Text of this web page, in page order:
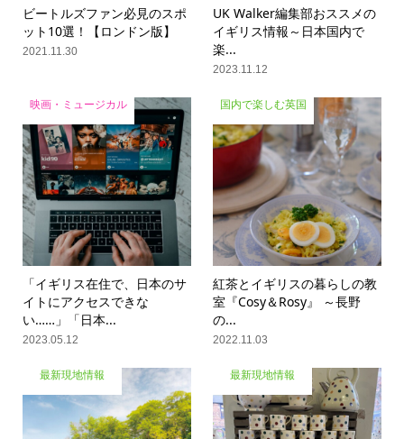
ビートルズファン必見のスポ
ット10選！【ロンドン版】
2021.11.30
UK Walker編集部おススメの
イギリス情報～日本国内で
楽...
2023.11.12
映画・ミュージカル
「イギリス在住で、日本のサ
イトにアクセスできな
い……」「日本...
2023.05.12
国内で楽しむ英国
紅茶とイギリスの暮らしの教
室『Cosy＆Rosy』 ～長野
の...
2022.11.03
最新現地情報 最新現地情報